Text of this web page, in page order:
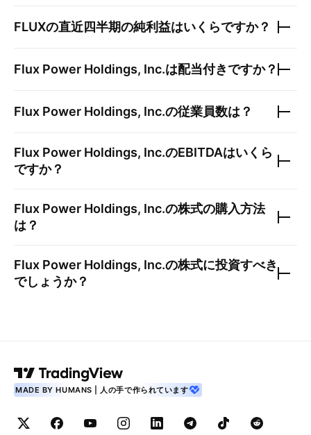
FLUXの直近四半期の純利益はいくらですか？
Flux Power Holdings, Inc.は配当付きですか？
Flux Power Holdings, Inc.の従業員数は？
Flux Power Holdings, Inc.のEBITDAはいくら
ですか？
Flux Power Holdings, Inc.の株式の購入方法
は？
Flux Power Holdings, Inc.の株式に投資すべき
でしょうか？
MADE BY HUMANS | 人の手で作られています